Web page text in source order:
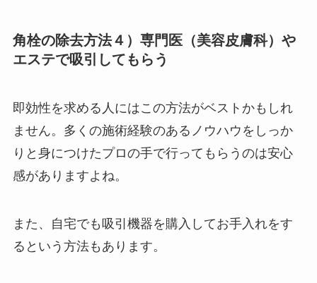
角栓の除去方法４）専門医（美容皮膚科）や
エステで吸引してもらう
即効性を求める人にはこの方法がベストかもしれ
ません。多くの施術経験のあるノウハウをしっか
りと身につけたプロの手で行ってもらうのは安心
感がありますよね。
また、自宅でも吸引機器を購入してお手入れをす
るという方法もあります。